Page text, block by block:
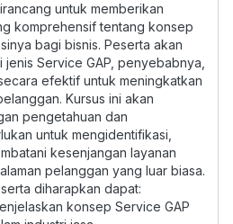
untuk memberikan
komprehensif tentang konsep
bagi bisnis. Peserta akan
Service GAP, penyebabnya,
efektif untuk meningkatkan
Kursus ini akan
pengetahuan dan
untuk mengidentifikasi,
kesenjangan layanan
pelanggan yang luar biasa.
diharapkan dapat:
konsep Service GAP